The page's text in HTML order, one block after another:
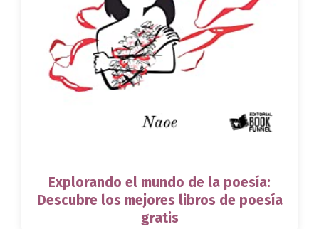
Explorando el mundo de la poesía:
Descubre los mejores libros de poesía
gratis